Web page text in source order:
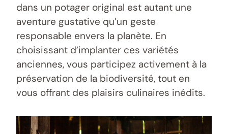
dans un potager original est autant une
aventure gustative qu’un geste
responsable envers la planète. En
choisissant d’implanter ces variétés
anciennes, vous participez activement à la
préservation de la biodiversité, tout en
vous offrant des plaisirs culinaires inédits.